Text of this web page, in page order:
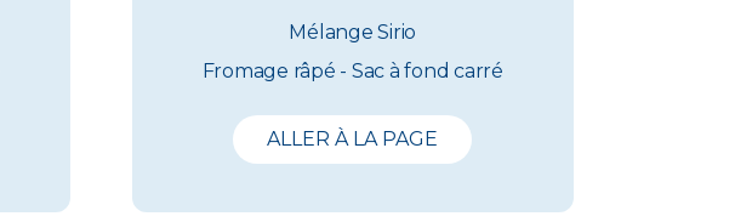
Mélange Sirio
Fromage râpé - Sac à fond carré
ALLER À LA PAGE